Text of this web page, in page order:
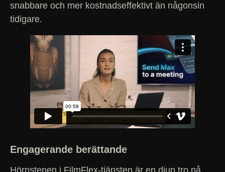
snabbare och mer kostnadseffektivt än någonsin
tidigare.
Engagerande berättande
Hörnstenen i FilmFlex-tjänsten är en djup tro på